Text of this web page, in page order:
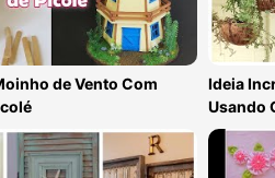
de Vento Com
Ideia
Usando